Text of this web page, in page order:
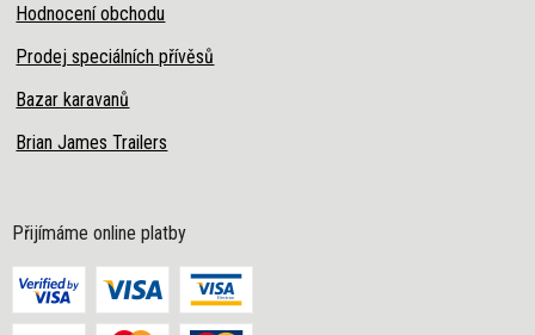
Hodnocení obchodu
Prodej speciálních přívěsů
Bazar karavanů
Brian James Trailers
Přijímáme online platby